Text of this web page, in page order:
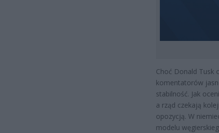
Choć Donald Tusk
komentatorów
stabilność. Jak
a rząd czekają
opozycją. W
modelu